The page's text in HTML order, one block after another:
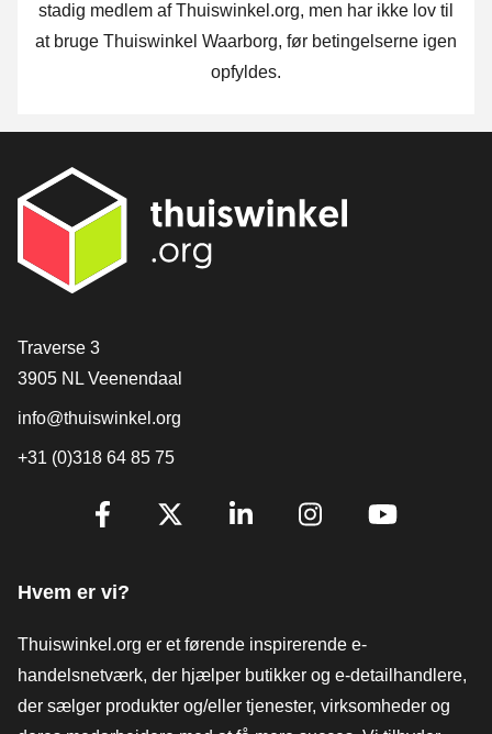
stadig medlem af Thuiswinkel.org, men har ikke lov til
at bruge Thuiswinkel Waarborg, før betingelserne igen
opfyldes.
[_General:Contact]
Traverse 3
3905 NL Veenendaal
info@thuiswinkel.org
+31 (0)318 64 85 75
[_General:SocialMediaTitle]
Hvem er vi?
Thuiswinkel.org er et førende inspirerende e-
handelsnetværk, der hjælper butikker og e-detailhandlere,
der sælger produkter og/eller tjenester, virksomheder og